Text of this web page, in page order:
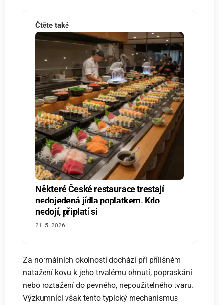
Čtěte také
Některé České restaurace trestají
nedojedená jídla poplatkem. Kdo
nedojí, připlatí si
21. 5. 2026
Za normálních okolností dochází při přílišném
natažení kovu k jeho trvalému ohnutí, popraskání
nebo roztažení do pevného, nepoužitelného tvaru.
Výzkumníci však tento typický mechanismus